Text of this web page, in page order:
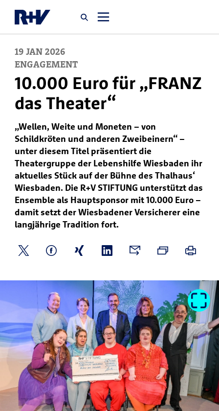
Startseite
Newsroom
Über uns
Karriere
Jobsuche
19 JAN 2026
ENGAGEMENT
10.000 Euro für „FRANZ
das Theater“
„Wellen, Weite und Moneten – von
Schildkröten und anderen Zweibeinern“ –
unter diesem Titel präsentiert die
Theatergruppe der Lebenshilfe Wiesbaden ihr
aktuelles Stück auf der Bühne des Thalhaus‘
Wiesbaden. Die R+V STIFTUNG unterstützt das
Ensemble als Hauptsponsor mit 10.000 Euro –
damit setzt der Wiesbadener Versicherer eine
langjährige Tradition fort.